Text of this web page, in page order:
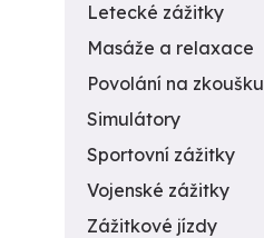
Letecké zážitky
Masáže a relaxace
Povolání na zkoušku
Simulátory
Sportovní zážitky
Vojenské zážitky
Zážitkové jízdy